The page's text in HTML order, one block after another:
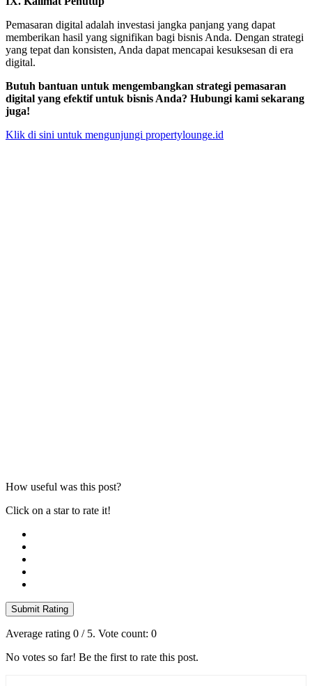
Pemasaran digital adalah investasi jangka panjang yang dapat
memberikan hasil yang signifikan bagi bisnis Anda. Dengan strategi
yang tepat dan konsisten, Anda dapat mencapai kesuksesan di era
digital.
Butuh bantuan untuk mengembangkan strategi pemasaran
digital yang efektif untuk bisnis Anda? Hubungi kami sekarang
juga!
Klik di sini untuk mengunjungi propertylounge.id
How useful was this post?
Click on a star to rate it!
Submit Rating
Average rating 0 / 5. Vote count: 0
No votes so far! Be the first to rate this post.